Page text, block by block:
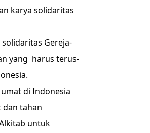
karya solidaritas
Gereja-
yang harus terus-
di Indonesia
dan tahan
untuk